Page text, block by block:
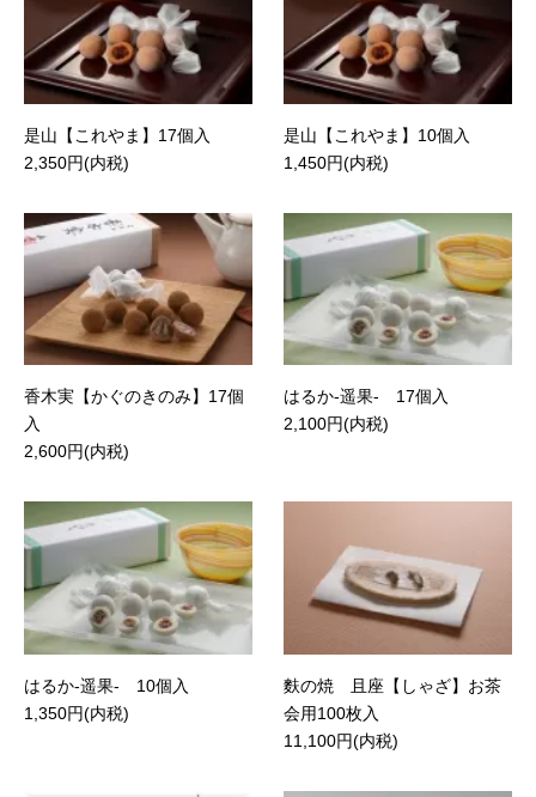
是山【これやま】17個入
2,350円(内税)
是山【これやま】10個入
1,450円(内税)
香木実【かぐのきのみ】17個
入
2,600円(内税)
はるか-遥果- 17個入
2,100円(内税)
はるか-遥果- 10個入
1,350円(内税)
麩の焼 且座【しゃざ】お茶
会用100枚入
11,100円(内税)